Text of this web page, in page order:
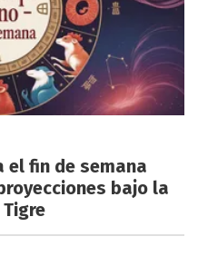
el fin de semana
bajo la